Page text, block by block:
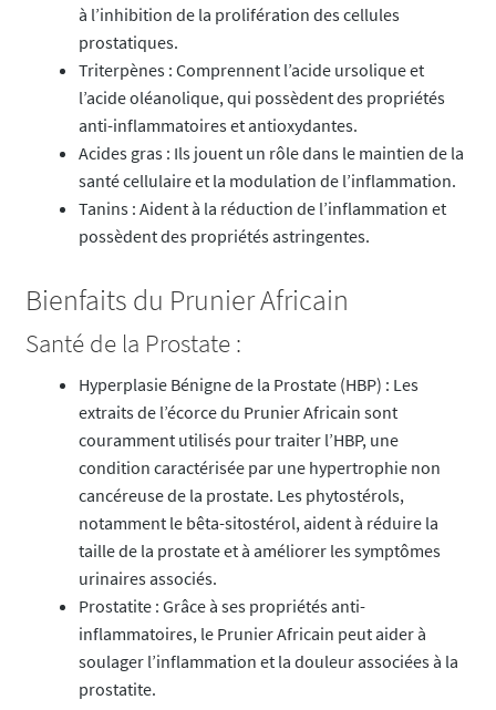
à l’inhibition de la prolifération des cellules
prostatiques.
Triterpènes : Comprennent l’acide ursolique et
l’acide oléanolique, qui possèdent des propriétés
anti-inflammatoires et antioxydantes.
Acides gras : Ils jouent un rôle dans le maintien de la
santé cellulaire et la modulation de l’inflammation.
Tanins : Aident à la réduction de l’inflammation et
possèdent des propriétés astringentes.
Bienfaits du Prunier Africain
Santé de la Prostate :
Hyperplasie Bénigne de la Prostate (HBP) : Les
extraits de l’écorce du Prunier Africain sont
couramment utilisés pour traiter l’HBP, une
condition caractérisée par une hypertrophie non
cancéreuse de la prostate. Les phytostérols,
notamment le bêta-sitostérol, aident à réduire la
taille de la prostate et à améliorer les symptômes
urinaires associés.
Prostatite : Grâce à ses propriétés anti-
inflammatoires, le Prunier Africain peut aider à
soulager l’inflammation et la douleur associées à la
prostatite.